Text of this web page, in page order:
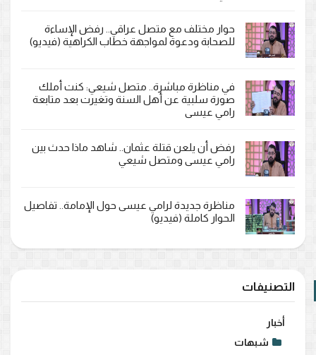
حوار مختلف مع متصل عراقي.. رفض الإساءة
للصحابة ودعوة لمواجهة خطاب الكراهية (فيديو)
في مناظرة مباشرة.. متصل شيعي: كنت أملك
صورة سلبية عن أهل السنة وتغيرت بعد متابعة
رامي عيسى
رفض أن يلعن قتلة عثمان.. شاهد ماذا حدث بين
رامي عيسى ومتصل شيعي
مناظرة جديدة لرامي عيسى حول الإمامة.. تفاصيل
الحوار كاملة (فيديو)
التصنيفات
أخبار
شبهات